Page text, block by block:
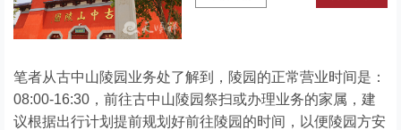
笔者从古中山陵园业务处了解到，陵园的正常营业时间是：
08:00-16:30，前往古中山陵园祭扫或办理业务的家属，建
议根据出行计划提前规划好前往陵园的时间，以便陵园方安